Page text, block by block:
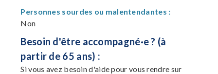
Personnes sourdes ou malentendantes :
Non
Besoin d'être accompagné·e ? (à
partir de 65 ans) :
Si vous avez besoin d'aide pour vous rendre sur